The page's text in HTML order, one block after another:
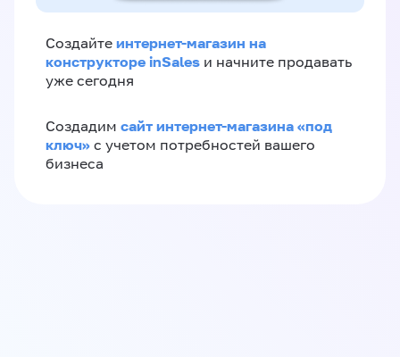
Создайте интернет-магазин на
конструкторе inSales и начните продавать
уже сегодня
Создадим сайт интернет-магазина «под
ключ» с учетом потребностей вашего
бизнеса